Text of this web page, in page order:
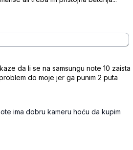
da li se na samsungu note 10 zaista
do moje jer ga punim 2 puta
ima dobru kameru hoću da kupim